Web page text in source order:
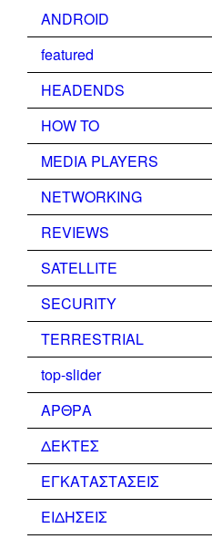
ANDROID
featured
HEADENDS
HOW TO
MEDIA PLAYERS
NETWORKING
REVIEWS
SATELLITE
SECURITY
TERRESTRIAL
top-slider
ΑΡΘΡΑ
ΔΕΚΤΕΣ
ΕΓΚΑΤΑΣΤΑΣΕΙΣ
ΕΙΔΗΣΕΙΣ